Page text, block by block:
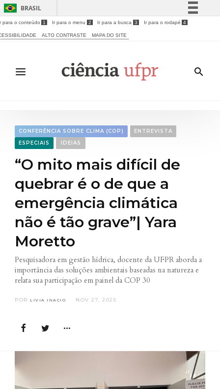
BRASIL
Simplifique!
Acesso à informação
Legislação
para o conteúdo 1 Ir para o menu 2 Ir para a busca 3 Ir para o rodapé 4
ALTO CONTRASTE MAPA DO SITE
CONFERÊNCIA SOBRE CLIMA (COP)
ENTREVISTA
ESPECIAIS
IDEIAS
“O mito mais difícil de
quebrar é o de que a
emergência climática
não é tão grave”| Yara
Moretto
Pesquisadora em gestão hídrica, docente da UFPR aborda a
importância das soluções ambientais baseadas na natureza e
relata sua participação em painel da COP 30
POR LIVIA INACIO NOV 27, 2025